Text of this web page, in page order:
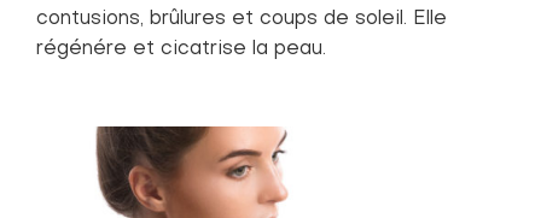
contusions, brûlures et coups de soleil. Elle
régénére et cicatrise la peau.